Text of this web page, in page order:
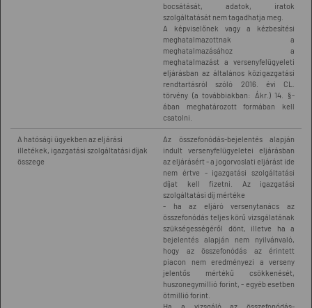
bocsátását, adatok, iratok
szolgáltatását nem tagadhatja meg.
A képviselőnek vagy a kézbesítési
meghatalmazottnak a
meghatalmazásához a
meghatalmazást a versenyfelügyeleti
eljárásban az általános közigazgatási
rendtartásról szóló 2016. évi CL.
törvény (a továbbiakban: Ákr.) 14. §-
ában meghatározott formában kell
csatolni.
A hatósági ügyekben az eljárási
illetékek, igazgatási szolgáltatási díjak
összege
Az összefonódás-bejelentés alapján
indult versenyfelügyeletei eljárásban
az eljárásért - a jogorvoslati eljárást ide
nem értve - igazgatási szolgáltatási
díjat kell fizetni. Az igazgatási
szolgáltatási díj mértéke
- ha az eljáró versenytanács az
összefonódás teljes körű vizsgálatának
szükségességéről dönt, illetve ha a
bejelentés alapján nem nyilvánvaló,
hogy az összefonódás az érintett
piacon nem eredményezi a verseny
jelentős mértékű csökkenését,
huszonegymillió forint, - egyéb esetben
ötmillió forint.